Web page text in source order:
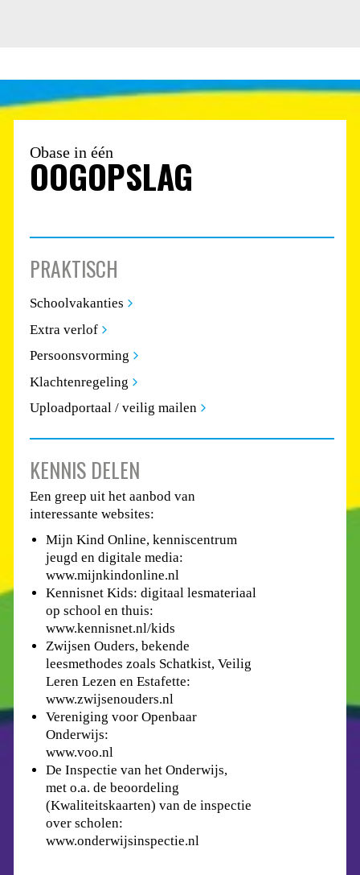
PRAKTISCH
Schoolvakanties
Extra verlof
Persoonsvorming
Klachtenregeling
Uploadportaal / veilig mailen
KENNIS DELEN
Een greep uit het aanbod van
interessante websites:
Mijn Kind Online, kenniscentrum
jeugd en digitale media:
www.mijnkindonline.nl
Kennisnet Kids: digitaal lesmateriaal
op school en thuis:
www.kennisnet.nl/kids
Zwijsen Ouders, bekende
leesmethodes zoals Schatkist, Veilig
Leren Lezen en Estafette:
www.zwijsenouders.nl
Vereniging voor Openbaar
Onderwijs:
www.voo.nl
De Inspectie van het Onderwijs,
met o.a. de beoordeling
(Kwaliteitskaarten) van de inspectie
over scholen:
www.onderwijsinspectie.nl
Obase in één
OOGOPSLAG